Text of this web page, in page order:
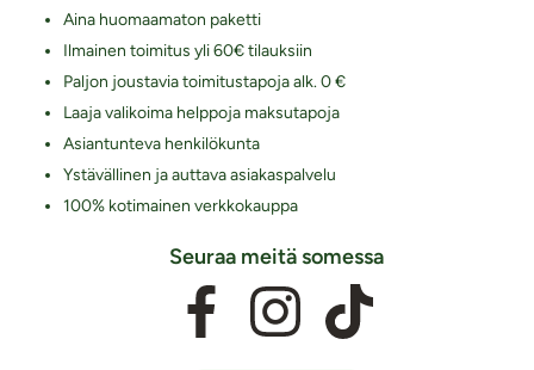
Aina huomaamaton paketti
Ilmainen toimitus yli 60€ tilauksiin
Paljon joustavia toimitustapoja alk. 0 €
Laaja valikoima helppoja maksutapoja
Asiantunteva henkilökunta
Ystävällinen ja auttava asiakaspalvelu
100% kotimainen verkkokauppa
Seuraa meitä somessa